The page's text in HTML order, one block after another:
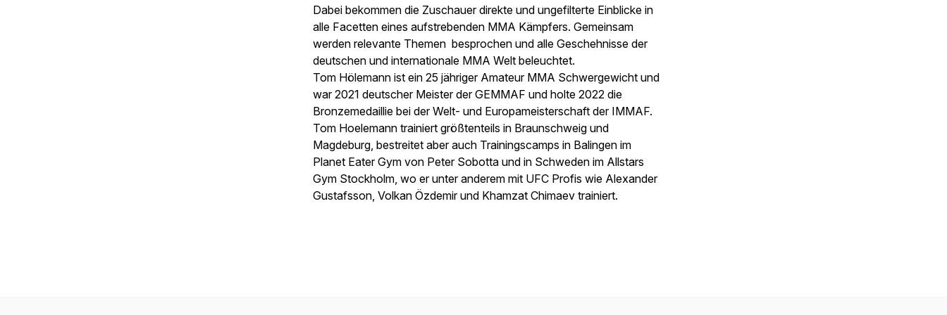
Dabei bekommen die Zuschauer direkte und ungefilterte Einblicke in
alle Facetten eines aufstrebenden MMA Kämpfers. Gemeinsam
werden relevante Themen besprochen und alle Geschehnisse der
deutschen und internationale MMA Welt beleuchtet.
Tom Hölemann ist ein 25 jähriger Amateur MMA Schwergewicht und
war 2021 deutscher Meister der GEMMAF und holte 2022 die
Bronzemedaillie bei der Welt- und Europameisterschaft der IMMAF.
Tom Hoelemann trainiert größtenteils in Braunschweig und
Magdeburg, bestreitet aber auch Trainingscamps in Balingen im
Planet Eater Gym von Peter Sobotta und in Schweden im Allstars
Gym Stockholm, wo er unter anderem mit UFC Profis wie Alexander
Gustafsson, Volkan Özdemir und Khamzat Chimaev trainiert.